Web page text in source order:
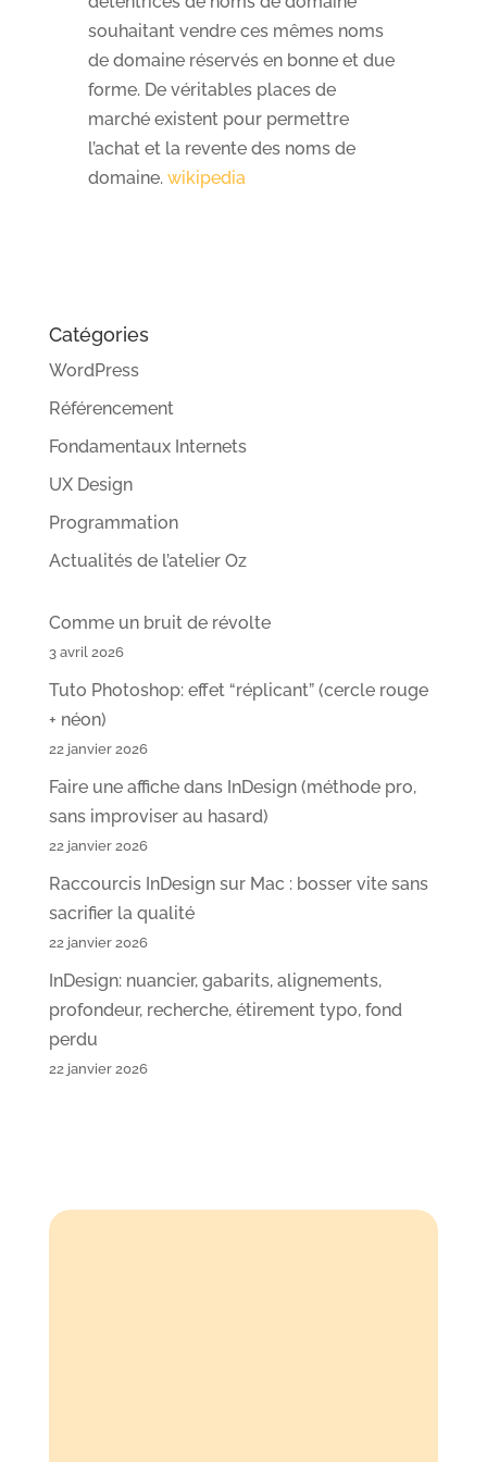
souhaitant vendre ces mêmes noms
de domaine réservés en bonne et due
forme. De véritables places de
marché existent pour permettre
l’achat et la revente des noms de
domaine. wikipedia
Catégories
WordPress
Référencement
Fondamentaux Internets
UX Design
Programmation
Actualités de l’atelier Oz
Comme un bruit de révolte
3 avril 2026
Tuto Photoshop: effet “réplicant” (cercle rouge
+ néon)
22 janvier 2026
Faire une affiche dans InDesign (méthode pro,
sans improviser au hasard)
22 janvier 2026
Raccourcis InDesign sur Mac : bosser vite sans
sacrifier la qualité
22 janvier 2026
InDesign: nuancier, gabarits, alignements,
profondeur, recherche, étirement typo, fond
perdu
22 janvier 2026